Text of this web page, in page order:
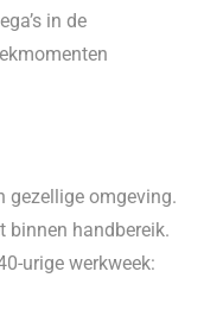
in de
gezellige omgeving.
binnen handbereik.
urige werkweek: